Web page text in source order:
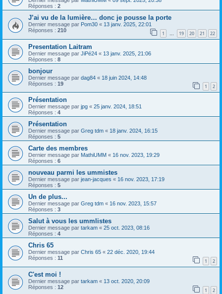
Réponses : 2
J’ai vu de la lumière… donc je pousse la porte
Dernier message par Pom30 « 13 janv. 2025, 22:01
Réponses : 210 1 … 19 20 21 22
Presentation Laitram
Dernier message par JiPé24 « 13 janv. 2025, 21:06
Réponses : 8
bonjour
Dernier message par dag84 « 18 juin 2024, 14:48
Réponses : 19 1 2
Présentation
Dernier message par jpg « 25 janv. 2024, 18:51
Réponses : 4
Présentation
Dernier message par Greg tdm « 18 janv. 2024, 16:15
Réponses : 5
Carte des membres
Dernier message par MathiUMM « 16 nov. 2023, 19:29
Réponses : 6
nouveau parmi les ummistes
Dernier message par jean-jacques « 16 nov. 2023, 17:19
Réponses : 5
Un de plus...
Dernier message par Greg tdm « 16 nov. 2023, 15:57
Réponses : 3
Salut à vous les ummlistes
Dernier message par tarkam « 25 oct. 2023, 08:16
Réponses : 4
Chris 65
Dernier message par Chris 65 « 22 déc. 2020, 19:44
Réponses : 11 1 2
C'est moi !
Dernier message par tarkam « 13 oct. 2020, 20:09
Réponses : 12 1 2